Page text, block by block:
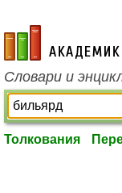
academic.ru
Словари и
Толкования